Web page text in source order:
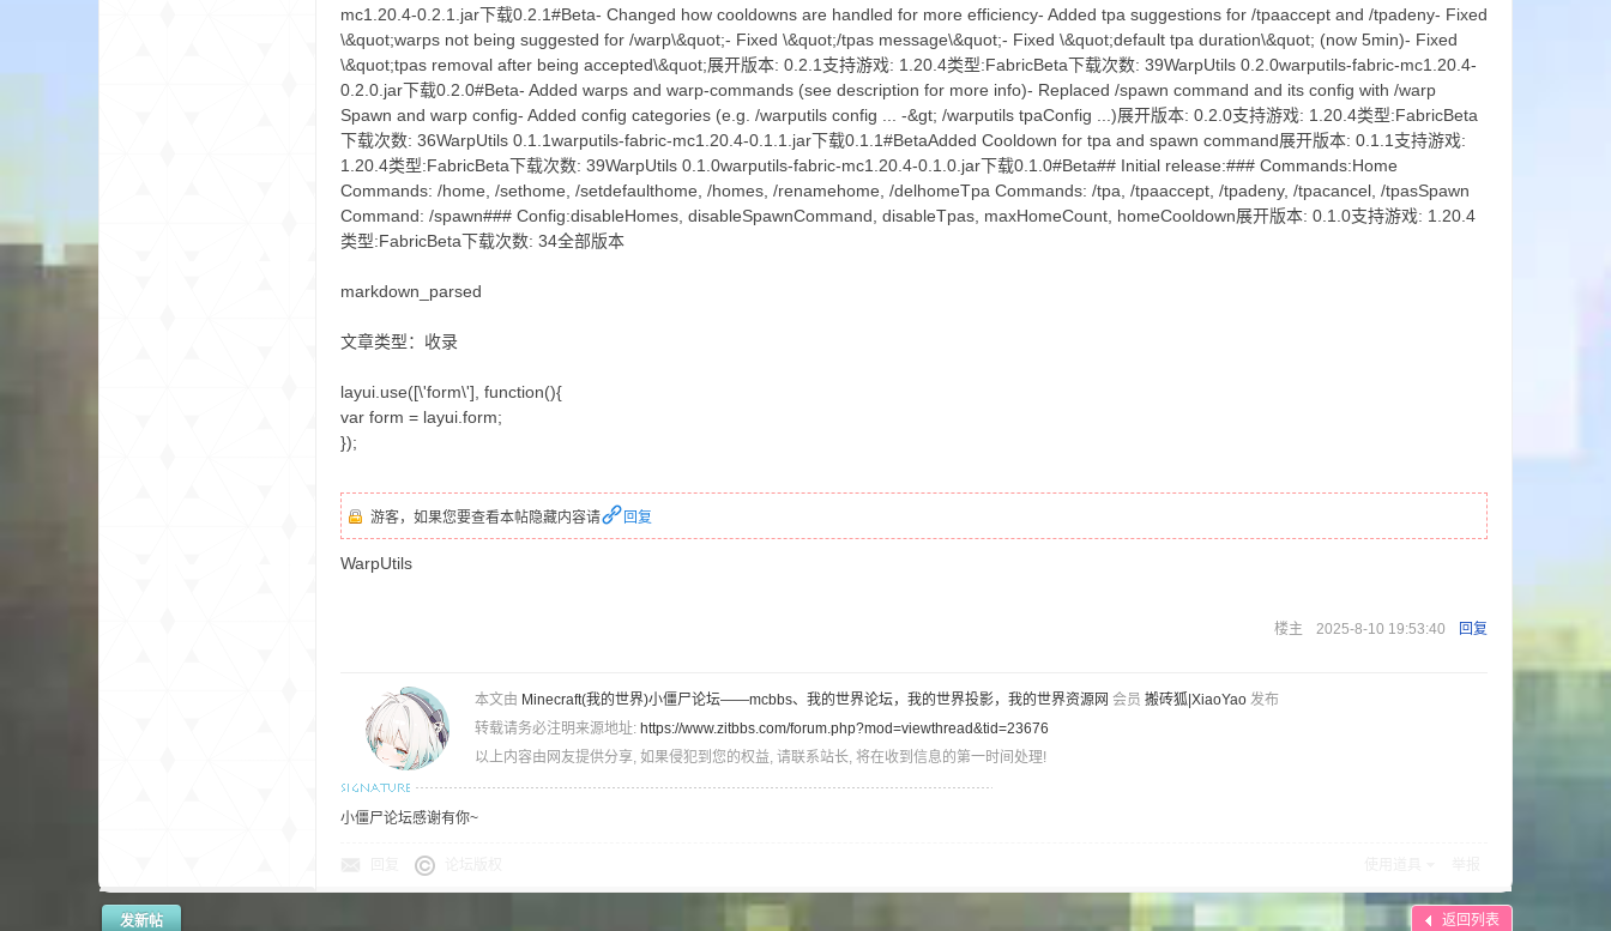
mc1.20.4-0.2.1.jar下载0.2.1#Beta- Changed how cooldowns are handled for more efficiency- Added tpa suggestions for /tpaaccept and /tpadeny- Fixed
\&quot;warps not being suggested for /warp\&quot;- Fixed \&quot;/tpas message\&quot;- Fixed \&quot;default tpa duration\&quot; (now 5min)- Fixed
\&quot;tpas removal after being accepted\&quot;展开版本: 0.2.1支持游戏: 1.20.4类型:FabricBeta下载次数: 39WarpUtils 0.2.0warputils-fabric-mc1.20.4-
0.2.0.jar下载0.2.0#Beta- Added warps and warp-commands (see description for more info)- Replaced /spawn command and its config with /warp
Spawn and warp config- Added config categories (e.g. /warputils config ... -&gt; /warputils tpaConfig ...)展开版本: 0.2.0支持游戏: 1.20.4类型:FabricBeta
下载次数: 36WarpUtils 0.1.1warputils-fabric-mc1.20.4-0.1.1.jar下载0.1.1#BetaAdded Cooldown for tpa and spawn command展开版本: 0.1.1支持游戏:
1.20.4类型:FabricBeta下载次数: 39WarpUtils 0.1.0warputils-fabric-mc1.20.4-0.1.0.jar下载0.1.0#Beta## Initial release:### Commands:Home
Commands: /home, /sethome, /setdefaulthome, /homes, /renamehome, /delhomeTpa Commands: /tpa, /tpaaccept, /tpadeny, /tpacancel, /tpasSpawn
Command: /spawn### Config:disableHomes, disableSpawnCommand, disableTpas, maxHomeCount, homeCooldown展开版本: 0.1.0支持游戏: 1.20.4
类型:FabricBeta下载次数: 34全部版本
markdown_parsed
文章类型：收录
layui.use([\'form\'], function(){
var form = layui.form;
});
游客，如果您要查看本帖隐藏内容请 回复
WarpUtils
楼主 2025-8-10 19:53:40 回复
本文由 Minecraft(我的世界)小僵尸论坛——mcbbs、我的世界论坛，我的世界投影，我的世界资源网 会员 搬砖狐|XiaoYao 发布
转载请务必注明来源地址: https://www.zitbbs.com/forum.php?mod=viewthread&tid=23676
以上内容由网友提供分享, 如果侵犯到您的权益, 请联系站长, 将在收到信息的第一时间处理!
小僵尸论坛感谢有你~
返回列表
发新帖